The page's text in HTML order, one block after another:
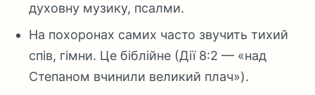
духовну музику, псалми.
На похоронах самих часто звучить тихий
спів, гімни. Це біблійне (Дії 8:2 — «над
Степаном вчинили великий плач»).